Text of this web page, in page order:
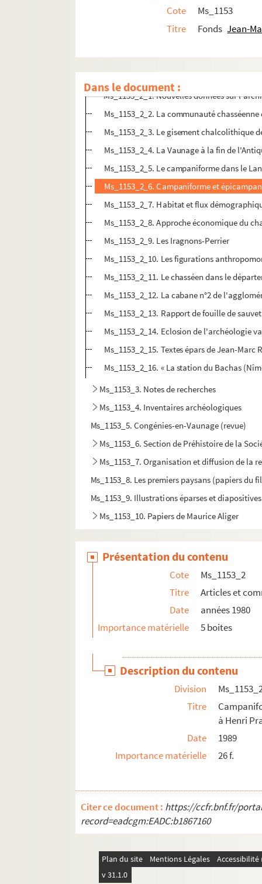
Cote
Ms_1153
Titre
Fonds Jean-
Dans le document :
Ms_1153_1. Préparation des ouvrages
Ms_1153_2. Articles et communications
Ms_1153_2_1. Nouvelles données sur
Ms_1153_2_2. La communauté
Ms_1153_2_3. Le gisement chalcolithique
Ms_1153_2_4. La Vaunage à la fin de
Ms_1153_2_5. Le campaniforme dans le
Ms_1153_2_6. Campaniforme et
Ms_1153_2_7. Habitat et flux
Ms_1153_2_8. Approche économique du
Ms_1153_2_9. Les Iragnons-Perrier
Ms_1153_2_10. Les figurations
Ms_1153_2_11. Le chasséen dans le
Ms_1153_2_12. La cabane n°2 de
Ms_1153_2_13. Rapport de fouille de
Ms_1153_2_14. Eclosion de l'archéologie
Ms_1153_2_15. Textes épars de Jean-Marc
Ms_1153_2_16. « La station du Bachas
Ms_1153_3. Notes de recherches
Ms_1153_4. Inventaires archéologiques
Ms_1153_5. Congénies-en-Vaunage (revue)
Ms_1153_6. Section de Préhistoire de la
Ms_1153_7. Organisation et diffusion de la
Ms_1153_8. Les premiers paysans (papiers du
Ms_1153_9. Illustrations éparses et diapositives
Ms_1153_10. Papiers de Maurice Aliger
Présentation du contenu
Cote
Ms_1153_2
Titre
Articles et
Date
années 1980
Importance matérielle
5 boites
Description du contenu
Division
Titre
à Henri
Date
1989
Importance matérielle
26 f.
Citer ce document : https://ccfr.bnf.fr/
record=eadcgm:EADC:b1867160
Plan du site Mentions Légales
v 31.1.0